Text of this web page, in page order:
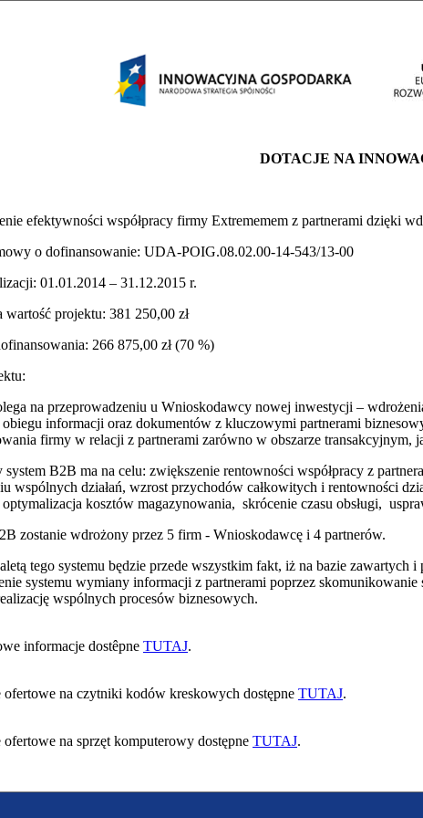
DOTACJE NA
efektywności współpracy firmy Extrememem z partnerami dzięki
o dofinansowanie: UDA-POIG.08.02.00-14-543/13-00
01.01.2014 – 31.12.2015 r.
wartość projektu: 381 250,00 zł
266 875,00 zł (70 %)
na przeprowadzeniu u Wnioskodawcy nowej inwestycji –
informacji oraz dokumentów z kluczowymi partnerami
firmy w relacji z partnerami zarówno w obszarze transakcyjnym,
system B2B ma na celu: zwiększenie rentowności współpracy z
wspólnych działań, wzrost przychodów całkowitych i rentowności
kosztów magazynowania, skrócenie czasu obsługi,
zostanie wdrożony przez 5 firm - Wnioskodawcę i 4 partnerów.
tego systemu będzie przede wszystkim fakt, iż na bazie
systemu wymiany informacji z partnerami poprzez
wspólnych procesów biznesowych.
informacje dostêpne TUTAJ.
ofertowe na czytniki kodów kreskowych dostępne TUTAJ.
ofertowe na sprzęt komputerowy dostępne TUTAJ.